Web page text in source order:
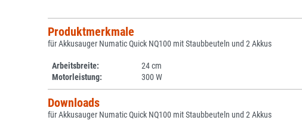
Produktmerkmale
für Akkusauger Numatic Quick NQ100 mit Staubbeuteln und 2 Akkus
Arbeitsbreite: 24 cm
Motorleistung:
300 W
Downloads
für Akkusauger Numatic Quick NQ100 mit Staubbeuteln und 2 Akkus